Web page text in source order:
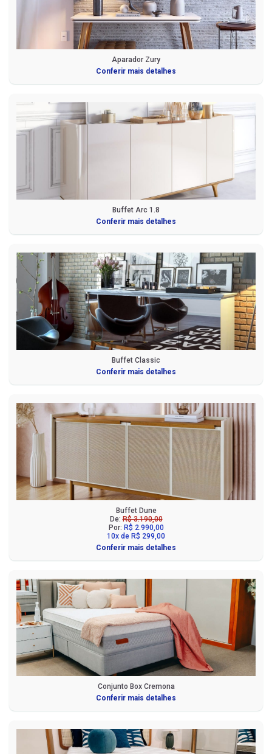
Aparador Zury
Conferir mais detalhes
Buffet Arc 1.8
Conferir mais detalhes
Buffet Classic
Conferir mais detalhes
Buffet Dune
De:R$ 3.190,00
Por: R$ 2.990,00
10x de R$ 299,00
Conferir mais detalhes
Conjunto Box Cremona
Conferir mais detalhes